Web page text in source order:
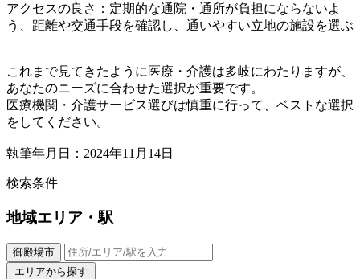
アクセスの良さ：定期的な通院・通所が負担にならないよ
う、距離や交通手段を確認し、通いやすい立地の施設を選ぶ
これまで見てきたように医療・介護は多岐にわたりますが、
あなたのニーズに合わせた選択が重要です。
医療機関・介護サービス選びは慎重に行って、ベストな選択
をしてください。
執筆年月日：2024年11月14日
検索条件
地域エリア・駅
御殿場市
エリアから探す